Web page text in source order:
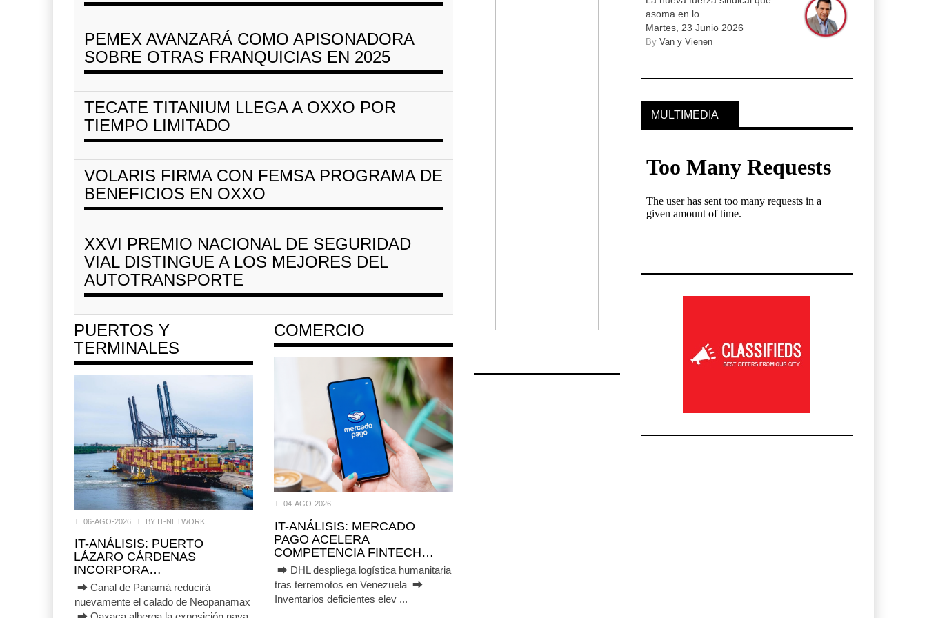
PEMEX AVANZARÁ COMO APISONADORA
SOBRE OTRAS FRANQUICIAS EN 2025
TECATE TITANIUM LLEGA A OXXO POR
TIEMPO LIMITADO
VOLARIS FIRMA CON FEMSA PROGRAMA DE
BENEFICIOS EN OXXO
XXVI PREMIO NACIONAL DE SEGURIDAD
VIAL DISTINGUE A LOS MEJORES DEL
AUTOTRANSPORTE
PUERTOS Y
TERMINALES
06-AGO-2026 BY IT-NETWORK
IT-ANÁLISIS: PUERTO
LÁZARO CÁRDENAS
INCORPORA…
⮕ Canal de Panamá reducirá
nuevamente el calado de Neopanamax
COMERCIO
04-AGO-2026
IT-ANÁLISIS: MERCADO
PAGO ACELERA
COMPETENCIA FINTECH…
⮕ DHL despliega logística humanitaria
tras terremotos en Venezuela ⮕
Inventarios deficientes elev ...
asoma en lo...
Martes, 23 Junio 2026
By Van y Vienen
MULTIMEDIA